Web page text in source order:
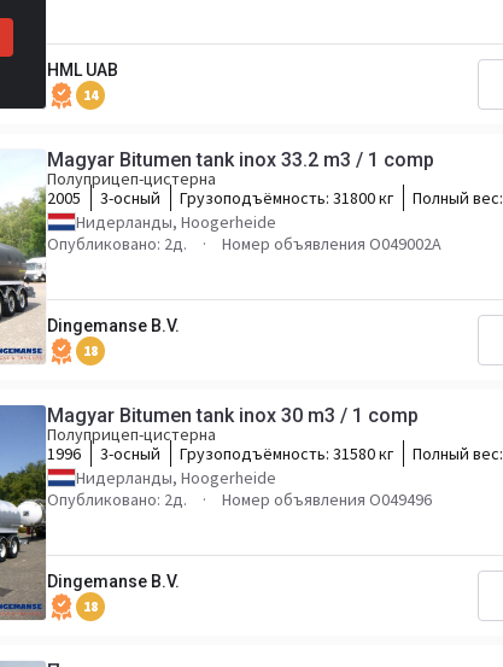
HML UAB
14
Magyar Bitumen tank inox 33.2 m3 / 1 comp
Полуприцеп-цистерна
2005
3-осный Грузоподъёмность: 31800 кг Полный вес:
Нидерланды, Hoogerheide
Опубликовано: 2д.
Номер объявления O049002A
Dingemanse B.V.
18
Magyar Bitumen tank inox 30 m3 / 1 comp
Полуприцеп-цистерна
1996
3-осный Грузоподъёмность: 31580 кг Полный вес:
Нидерланды, Hoogerheide
Опубликовано: 2д.
Номер объявления O049496
Dingemanse B.V.
18